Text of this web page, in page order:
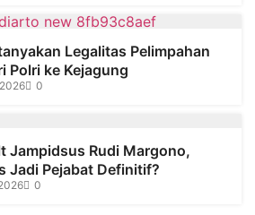
Legalitas Pelimpahan
Polri ke Kejagung
0
Jampidsus Rudi Margono,
Jadi Pejabat Definitif?
0